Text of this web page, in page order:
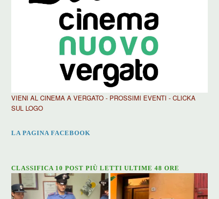
VIENI AL CINEMA A VERGATO - PROSSIMI EVENTI - CLICKA
SUL LOGO
LA PAGINA FACEBOOK
CLASSIFICA 10 POST PIÙ LETTI ULTIME 48 ORE